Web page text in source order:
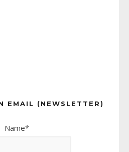
EMAIL (NEWSLETTER)
Name*